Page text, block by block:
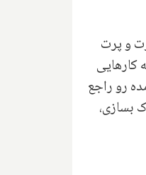
و پرت
پسر ۶ ساله و دختر ۹ ساله‌ام معمولا یه کارهایی
رو راجع
بسازی،